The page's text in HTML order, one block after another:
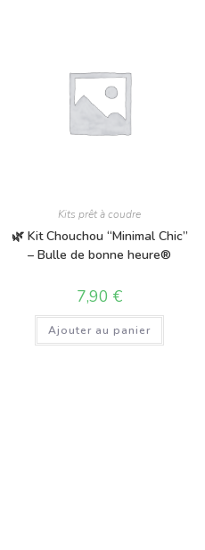
Kits prêt à coudre
🌿 Kit Chouchou “Minimal Chic”
– Bulle de bonne heure®
7,90€
Ajouter au panier